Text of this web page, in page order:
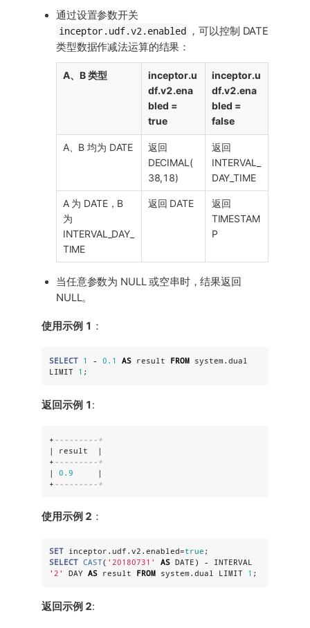
通过设置参数开关
inceptor.udf.v2.enabled ，可以控制 DATE
类型数据作减法运算的结果：
A、B 类型
inceptor.u
df.v2.ena
bled =
true
inceptor.u
df.v2.ena
bled =
false
A、B 均为 DATE
返回
DECIMAL(
38,18)
返回
INTERVAL_
DAY_TIME
A 为 DATE，B
为
INTERVAL_DAY_
TIME
返回 DATE
返回
TIMESTAM
P
当任意参数为 NULL 或空串时，结果返回
NULL。
使用示例 1 ：
SELECT 1 - 0.1 AS result FROM system.dual
LIMIT 1 ;
返回示例 1 :
+ ---------+
| result  |
+ ---------+
| 0.9
     |
+ ---------+
使用示例 2 ：
SET inceptor.udf.v2.enabled=true
SELECT CAST( '20180731 ' AS DATE
'2 ' DAY AS result FROM system.dual LIMIT 1 ;
返回示例 2: